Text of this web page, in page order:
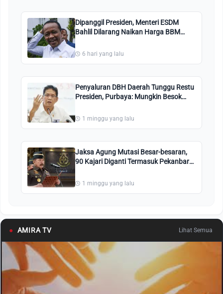
Dipanggil Presiden, Menteri ESDM
Bahlil Dilarang Naikan Harga BBM
6 hari yang lalu
Penyaluran DBH Daerah Tunggu Restu
Presiden, Purbaya: Mungkin Besok
1 minggu yang lalu
Jaksa Agung Mutasi Besar-besaran,
90 Kajari Diganti Termasuk Pekanbaru,
namanya
1 minggu yang lalu
● AMIRA TV Lihat Semua